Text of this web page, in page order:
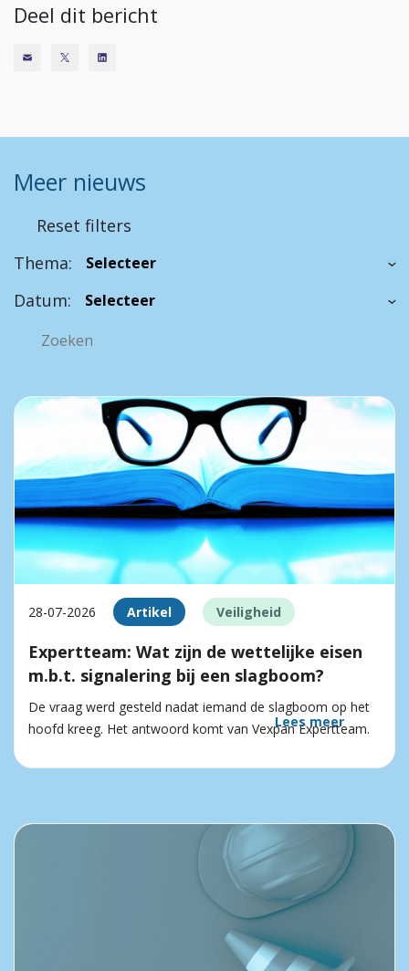
Deel dit bericht
Meer nieuws
Reset filters
Thema:
Datum:
28-07-2026 Artikel Veiligheid
Expertteam: Wat zijn de wettelijke eisen
m.b.t. signalering bij een slagboom?
De vraag werd gesteld nadat iemand de slagboom op het
hoofd kreeg. Het antwoord komt van Vexpan Expertteam.
Lees meer